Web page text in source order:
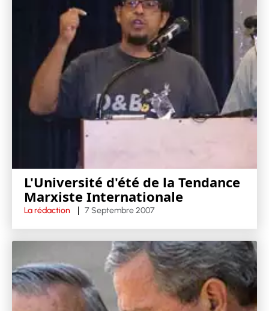
L'Université d'été de la Tendance
Marxiste Internationale
La rédaction 7 Septembre 2007